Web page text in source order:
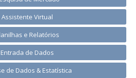
Assistente Virtual
e Relatórios
Entrada de Dados
de Dados & Estatística